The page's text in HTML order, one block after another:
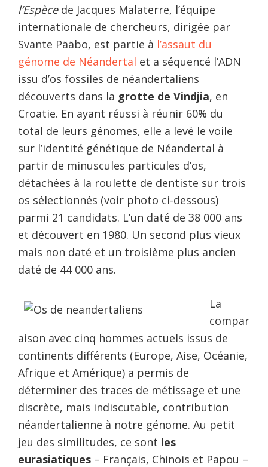
l’Espècede Jacques Malaterre, l’équipe
internationale de chercheurs, dirigée par
Svante Pääbo, est partie à l’assaut du
génome de Néandertal et a séquencé l’ADN
issu d’os fossiles de néandertaliens
découverts dans la grotte de Vindjia, en
Croatie. En ayant réussi à réunir 60% du
total de leurs génomes, elle a levé le voile
sur l’identité génétique de Néandertal à
partir de minuscules particules d’os,
détachées à la roulette de dentiste sur trois
os sélectionnés (voir photo ci-dessous)
parmi 21 candidats. L’un daté de 38 000 ans
et découvert en 1980. Un second plus vieux
mais non daté et un troisième plus ancien
daté de 44 000 ans.
La
compar
aison avec cinq hommes actuels issus de
continents différents (Europe, Aise, Océanie,
Afrique et Amérique) a permis de
déterminer des traces de métissage et une
discrète, mais indiscutable, contribution
néandertalienne à notre génome. Au petit
jeu des similitudes, ce sont les
eurasiatiques – Français, Chinois et Papou –